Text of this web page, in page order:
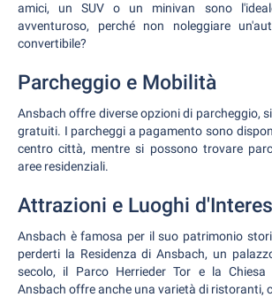
amici, un SUV o un minivan sono
avventuroso, perché non noleggiare
convertibile?
Parcheggio e Mobilità
Ansbach offre diverse opzioni di parcheggio,
gratuiti. I parcheggi a pagamento sono
centro città, mentre si possono trovare
aree residenziali.
Attrazioni e Luoghi
Ansbach è famosa per il suo patrimonio
perderti la Residenza di Ansbach, un
secolo, il Parco Herrieder Tor e la Chiesa
Ansbach offre anche una varietà di ristoranti,